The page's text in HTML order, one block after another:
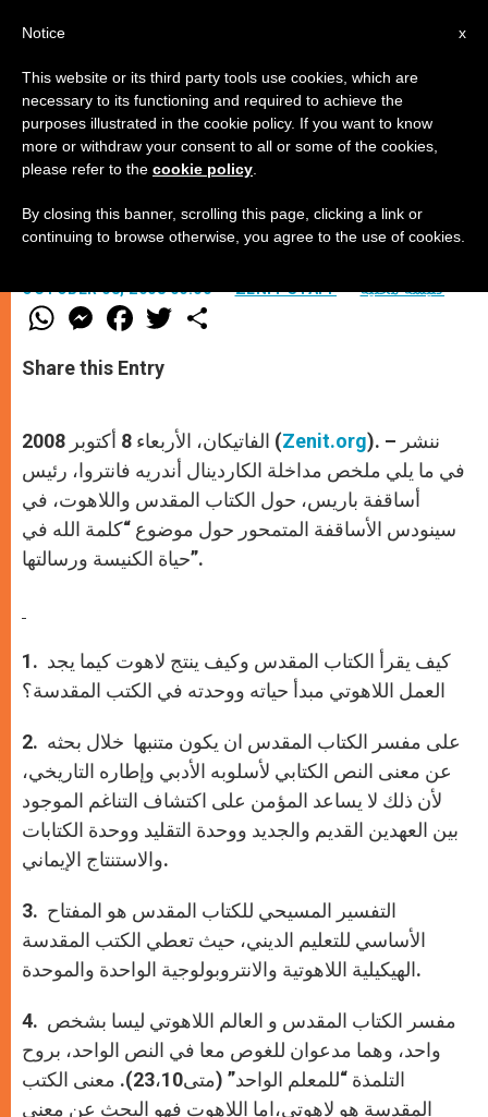
الكتاب المقدس واللاهوت
بحسب رئيس أساقفة باريس
OCTOBER 08, 2008 00:00 ZENIT STAFF كنيسة محليّة
W
h
t
s
p
M
e
s
e
e
r
F
a
e
b
k
w
Share this Entry
الفاتيكان، الأربعاء 8 أكتوبر 2008 (Zenit.org). – ننشر
في ما يلي ملخص مداخلة الكاردينال أندريه فانتروا، رئيس
أساقفة باريس، حول الكتاب المقدس واللاهوت، في
سينودس الأساقفة المتمحور حول موضوع “كلمة الله في
حياة الكنيسة ورسالتها”.
1. كيف يقرأ الكتاب المقدس وكيف ينتج لاهوت كيما يجد
العمل اللاهوتي مبدأ حياته ووحدته في الكتب المقدسة؟
2. على مفسر الكتاب المقدس ان يكون متنبها خلال بحثه
عن معنى النص الكتابي لأسلوبه الأدبي وإطاره التاريخي،
لأن ذلك لا يساعد المؤمن على اكتشاف التناغم الموجود
بين العهدين القديم والجديد ووحدة التقليد ووحدة الكتابات
والاستنتاج الإيماني.
3. التفسير المسيحي للكتاب المقدس هو المفتاح
الأساسي للتعليم الديني، حيث تعطي الكتب المقدسة
الهيكيلية اللاهوتية والانتروبولوجية الواحدة والموحدة.
4. مفسر الكتاب المقدس و العالم اللاهوتي ليسا بشخص
واحد، وهما مدعوان للغوص معا في النص الواحد، بروح
التلمذة “للمعلم الواحد” (متى23،10). معنى الكتب
المقدسة هو لاهوتي،اما اللاهوت فهو البحث عن معنى
x
Notice
This website or its third party tools use cookies, which are
necessary to its functioning and required to achieve the
purposes illustrated in the cookie policy. If you want to know
more or withdraw your consent to all or some of the cookies,
please refer to the cookie policy
By closing this banner, scrolling this page, clicking a link or
continuing to browse otherwise, you agree to the use of cookies.